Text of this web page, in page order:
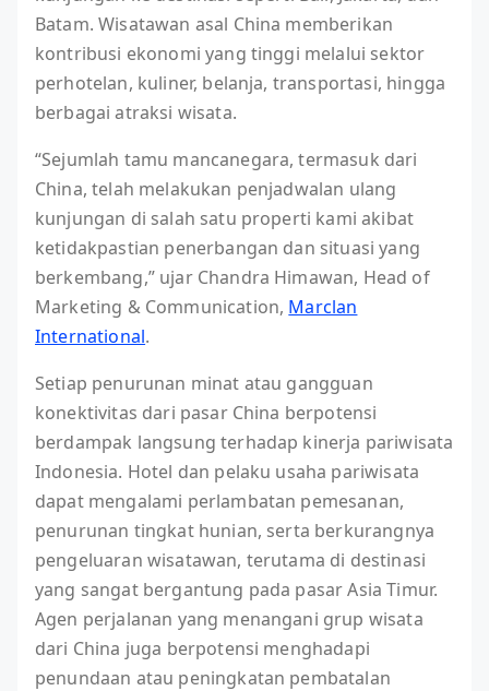
Batam. Wisatawan asal China memberikan
kontribusi ekonomi yang tinggi melalui sektor
perhotelan, kuliner, belanja, transportasi, hingga
berbagai atraksi wisata.
“Sejumlah tamu mancanegara, termasuk dari
China, telah melakukan penjadwalan ulang
kunjungan di salah satu properti kami akibat
ketidakpastian penerbangan dan situasi yang
berkembang,” ujar Chandra Himawan, Head of
Marketing & Communication, Marclan
International.
Setiap penurunan minat atau gangguan
konektivitas dari pasar China berpotensi
berdampak langsung terhadap kinerja pariwisata
Indonesia. Hotel dan pelaku usaha pariwisata
dapat mengalami perlambatan pemesanan,
penurunan tingkat hunian, serta berkurangnya
pengeluaran wisatawan, terutama di destinasi
yang sangat bergantung pada pasar Asia Timur.
Agen perjalanan yang menangani grup wisata
dari China juga berpotensi menghadapi
penundaan atau peningkatan pembatalan